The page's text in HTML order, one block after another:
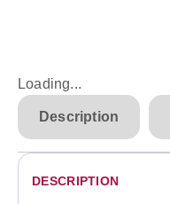
Loading...
Description
DESCRIPTION